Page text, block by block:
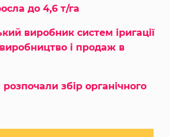
до 4,6 т/га
виробник систем іригації
і продаж в
збір органічного